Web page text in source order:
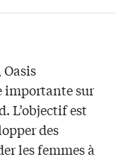
importante sur
L’objectif est
des
les femmes à